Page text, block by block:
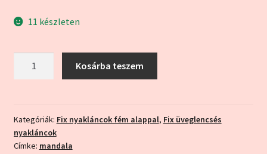
11 készleten
(fix
nyaklánc)
mennyiség
Kosárba teszem
Kategóriák: Fix nyakláncok fém alappal, Fix üveglencsés
nyakláncok
Címke: mandala